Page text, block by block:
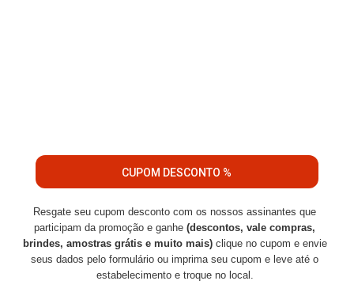
CUPOM DESCONTO %
Resgate seu cupom desconto com os nossos assinantes que
participam da promoção e ganhe (descontos, vale compras,
brindes, amostras grátis e muito mais)clique no cupom e envie
seus dados pelo formulário ou imprima seu cupom e leve até o
estabelecimento e troque no local.